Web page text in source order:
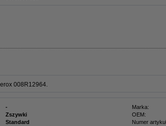
008R12964.
- Marka:
Zszywki OEM:
Standard Numer